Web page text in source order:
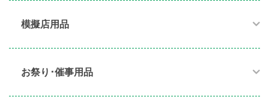
模擬店用品​
お祭り･催事用品​